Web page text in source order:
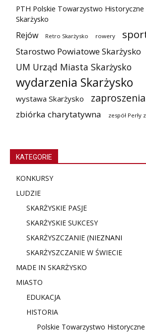
PTH Polskie Towarzystwo Historyczne
Skarżysko
Rejów Retro Skarżysko rowery
Starostwo Powiatowe Skarżysko
UM Urząd Miasta Skarżysko
wydarzenia Skarżysko
wystawa Skarżysko
zbiórka charytatywna zespół Perły
KATEGORIE
KONKURSY
LUDZIE
SKARŻYSKIE PASJE
SKARŻYSKIE SUKCESY
SKARŻYSZCZANIE (NIEZNANI
SKARŻYSZCZANIE W ŚWIECIE
MADE IN SKARŻYSKO
MIASTO
EDUKACJA
HISTORIA
Polskie Towarzystwo Historyczne